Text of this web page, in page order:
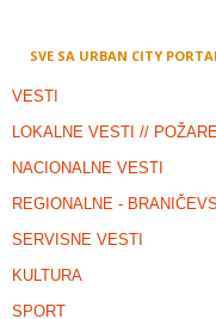
SVE SA URBAN CITY
VESTI
LOKALNE VESTI //
NACIONALNE VESTI
REGIONALNE -
SERVISNE VESTI
KULTURA
SPORT